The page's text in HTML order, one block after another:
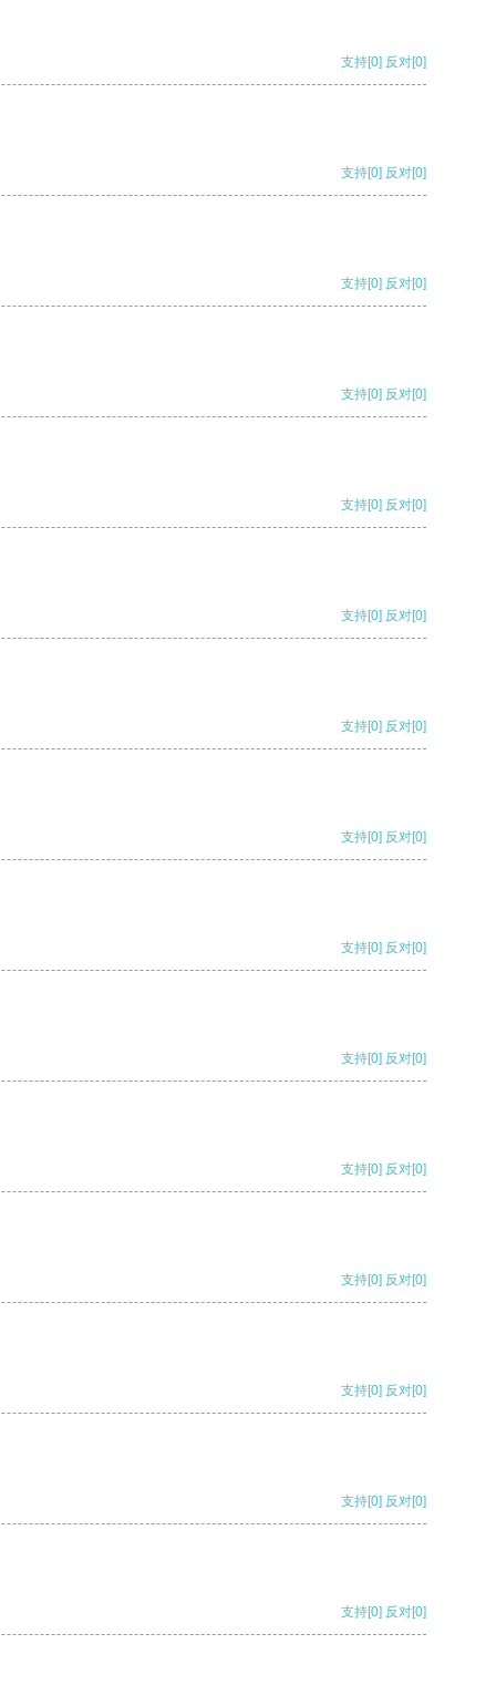
支持[0] 反对[0]
支持[0] 反对[0]
支持[0] 反对[0]
支持[0] 反对[0]
支持[0] 反对[0]
支持[0] 反对[0]
支持[0] 反对[0]
支持[0] 反对[0]
支持[0] 反对[0]
支持[0] 反对[0]
支持[0] 反对[0]
支持[0] 反对[0]
支持[0] 反对[0]
支持[0] 反对[0]
支持[0] 反对[0]